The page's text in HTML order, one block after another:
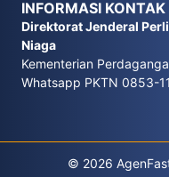
INFORMASI
Direktorat Jenderal
Niaga
Kementerian
Whatsapp PKTN 0853-
© 2026